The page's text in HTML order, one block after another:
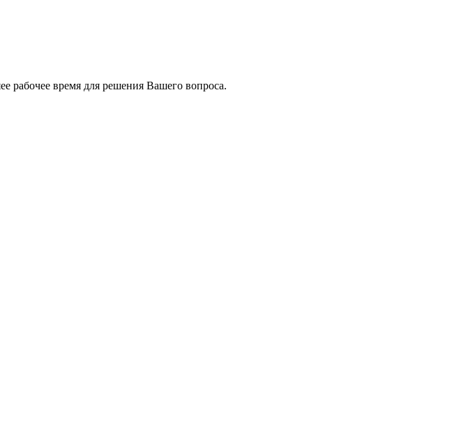
рабочее время для решения Вашего вопроса.